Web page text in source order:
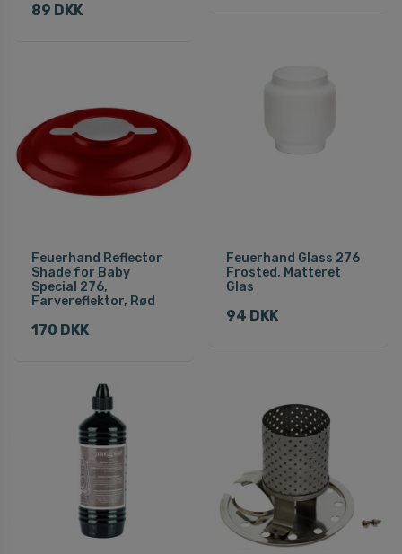
89 DKK
Feuerhand Reflector
Shade for Baby
Special 276,
Farvereflektor, Rød
170 DKK
Feuerhand Glass 276
Frosted, Matteret
Glas
94 DKK